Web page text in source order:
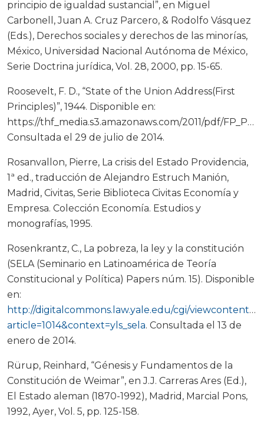
principio de igualdad sustancial”, en Miguel
Carbonell, Juan A. Cruz Parcero, & Rodolfo Vásquez
(Eds.), Derechos sociales y derechos de las minorías,
México, Universidad Nacional Autónoma de México,
Serie Doctrina jurídica, Vol. 28, 2000, pp. 15-65.
Roosevelt, F. D., “State of the Union Address(First
Principles)”, 1944. Disponible en:
https://thf_media.s3.amazonaws.com/2011/pdf/FP_PS27.pdf
Consultada el 29 de julio de 2014.
Rosanvallon, Pierre, La crisis del Estado Providencia,
1ª ed., traducción de Alejandro Estruch Manión,
Madrid, Civitas, Serie Biblioteca Civitas Economía y
Empresa. Colección Economía. Estudios y
monografías, 1995.
Rosenkrantz, C., La pobreza, la ley y la constitución
(SELA (Seminario en Latinoamérica de Teoría
Constitucional y Política) Papers núm. 15). Disponible
en:
http://digitalcommons.law.yale.edu/cgi/
article=1014&context=yls_sela. Consultada el 13 de
enero de 2014.
Rürup, Reinhard, “Génesis y Fundamentos de la
Constitución de Weimar”, en J.J. Carreras Ares (Ed.),
El Estado aleman (1870-1992), Madrid, Marcial Pons,
1992, Ayer, Vol. 5, pp. 125-158.